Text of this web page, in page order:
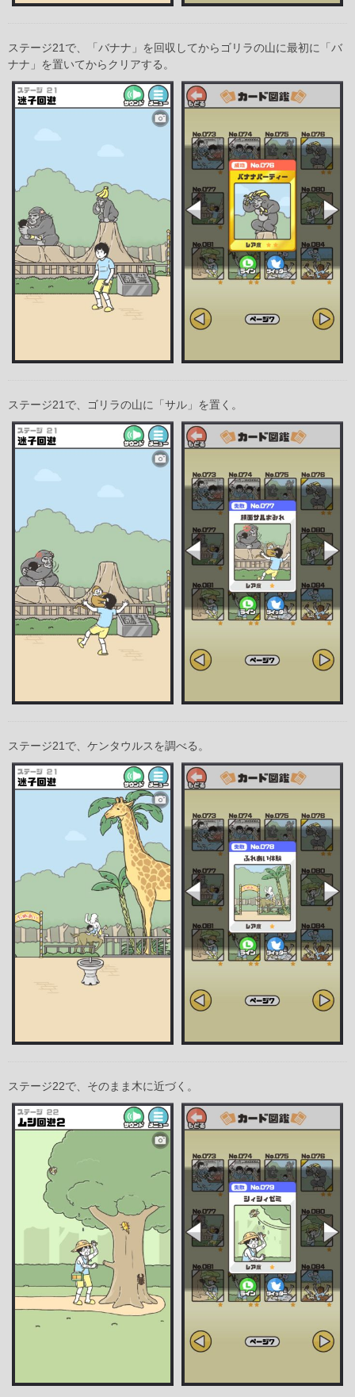
ステージ21で、「バナナ」を回収してからゴリラの山に最初に「バ
ナナ」を置いてからクリアする。
ステージ21で、ゴリラの山に「サル」を置く。
ステージ21で、ケンタウルスを調べる。
ステージ22で、そのまま木に近づく。